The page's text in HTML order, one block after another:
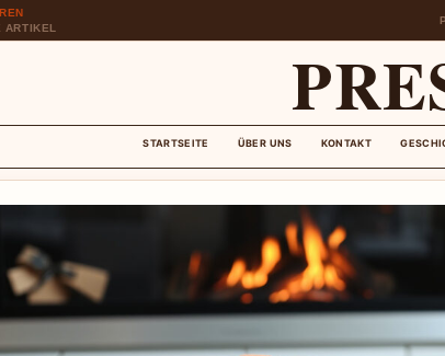
ARTIKEL
STARTSEITE ÜBER UNS KONTAKT